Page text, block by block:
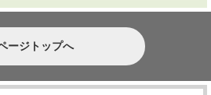
ージトップへ